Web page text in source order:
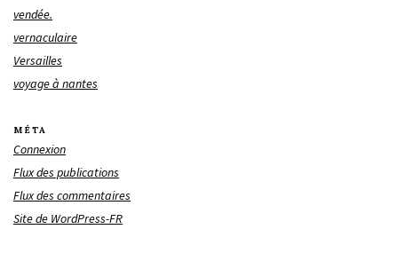
vendée.
vernaculaire
Versailles
voyage à nantes
MÉTA
Connexion
Flux des publications
Flux des commentaires
Site de WordPress-FR